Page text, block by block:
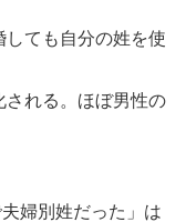
ても自分の姓を使
される。ほぼ男性の
婦別姓だった」は